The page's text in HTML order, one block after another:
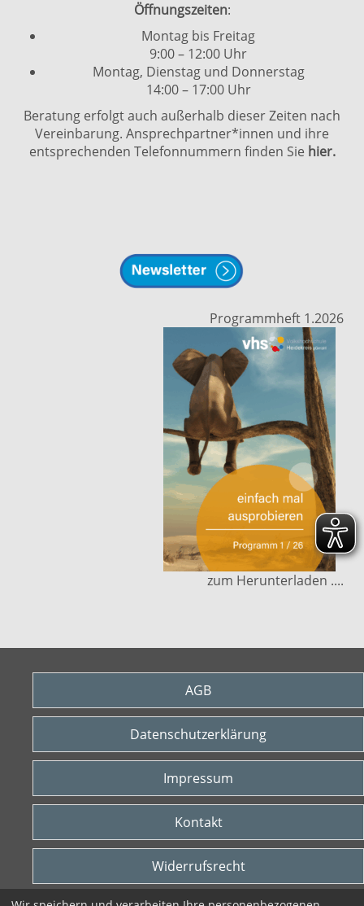
Öffnungszeiten:
Montag bis Freitag
9:00 – 12:00 Uhr
Montag, Dienstag und Donnerstag
14:00 – 17:00 Uhr
Beratung erfolgt auch außerhalb dieser Zeiten nach
Vereinbarung. Ansprechpartner*innen und ihre
entsprechenden Telefonnummern finden Sie hier.
Programmheft 1.2026
zum Herunterladen ....
AGB
Datenschutzerklärung
Impressum
Kontakt
Widerrufsrecht